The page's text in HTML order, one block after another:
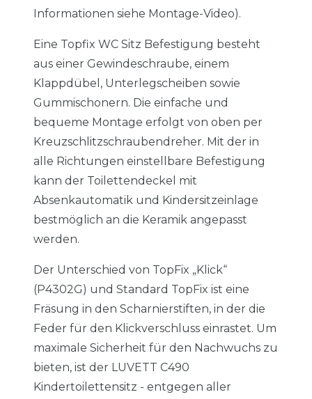
Informationen siehe Montage-Video).
Eine Topfix WC Sitz Befestigung besteht
aus einer Gewindeschraube, einem
Klappdübel, Unterlegscheiben sowie
Gummischonern. Die einfache und
bequeme Montage erfolgt von oben per
Kreuzschlitzschraubendreher. Mit der in
alle Richtungen einstellbare Befestigung
kann der Toilettendeckel mit
Absenkautomatik und Kindersitzeinlage
bestmöglich an die Keramik angepasst
werden.
Der Unterschied von TopFix „Klick“
(P4302G) und Standard TopFix ist eine
Fräsung in den Scharnierstiften, in der die
Feder für den Klickverschluss einrastet. Um
maximale Sicherheit für den Nachwuchs zu
bieten, ist der LUVETT C490
Kindertoilettensitz - entgegen aller